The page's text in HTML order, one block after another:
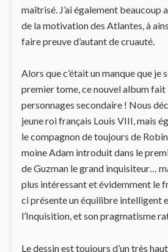
maîtrisé. J’ai également beaucoup
de la motivation des Atlantes, à
faire preuve d’autant de cruauté.
Alors que c’était un manque que je
premier tome, ce nouvel album
personnages secondaire ! Nous
jeune roi français Louis VIII, mais
le compagnon de toujours de
moine Adam introduit dans le
de Guzman le grand inquisiteur…
plus intéressant et évidemment le
ci présente un équilibre intelligent
l’Inquisition, et son pragmatisme
Le dessin est toujours d’un très